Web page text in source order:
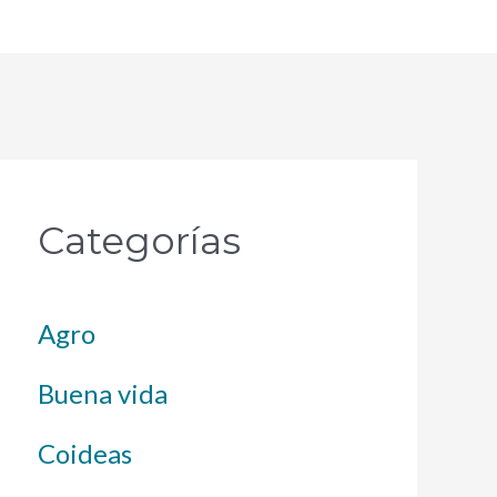
Categorías
Agro
Buena vida
Coideas